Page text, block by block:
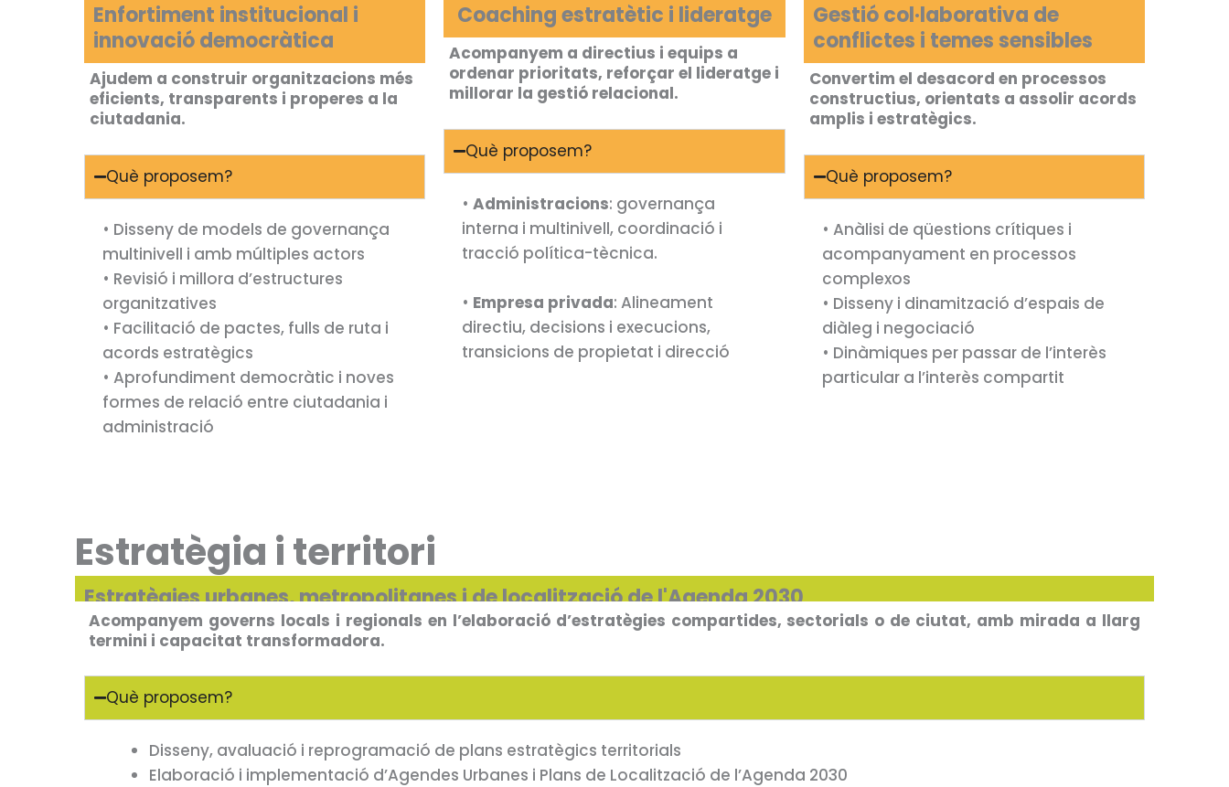
Enfortiment institucional i
innovació democràtica
Ajudem a construir organitzacions més
eficients, transparents i properes a la
ciutadania.
Què proposem?
• Disseny de models de governança
multinivell i amb múltiples actors
• Revisió i millora d’estructures
organitzatives
• Facilitació de pactes, fulls de ruta i
acords estratègics
• Aprofundiment democràtic i noves
formes de relació entre ciutadania i
administració
Coaching estratètic i lideratge
Acompanyem a directius i equips a
ordenar prioritats, reforçar el lideratge i
millorar la gestió relacional.
Què proposem?
•Administracions: governança
interna i multinivell, coordinació i
tracció política-tècnica.
• Empresa privada: Alineament
directiu, decisions i execucions,
transicions de propietat i direcció
Gestió col·laborativa de
conflictes i temes sensibles
Convertim el desacord en processos
constructius, orientats a assolir acords
amplis i estratègics.
Què proposem?
• Anàlisi de qüestions crítiques i
acompanyament en processos
complexos
• Disseny i dinamització d’espais de
diàleg i negociació
• Dinàmiques per passar de l’interès
particular a l’interès compartit
Estratègia i territori
Estratègies urbanes, metropolitanes i de localització de l'Agenda 2030
Acompanyem governs locals i regionals en l’elaboració d’estratègies compartides, sectorials o de ciutat, amb mirada a llarg
termini i capacitat transformadora.
Què proposem?
Disseny, avaluació i reprogramació de plans estratègics territorials
Elaboració i implementació d’Agendes Urbanes i Plans de Localització de l’Agenda 2030